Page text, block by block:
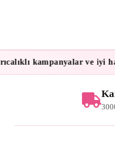
kampanyalar ve iyi